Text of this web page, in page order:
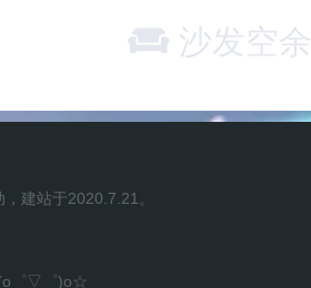
沙发空余
，建站于2020.7.21。
(o゜▽゜)o☆